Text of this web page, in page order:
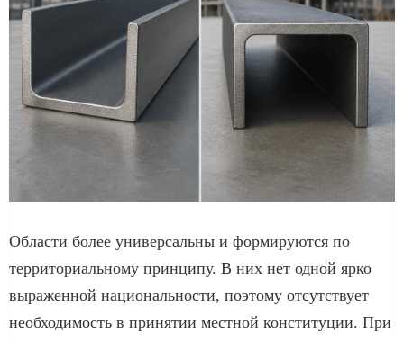
Области более универсальны и формируются по
территориальному принципу. В них нет одной ярко
выраженной национальности, поэтому отсутствует
необходимость в принятии местной конституции. При